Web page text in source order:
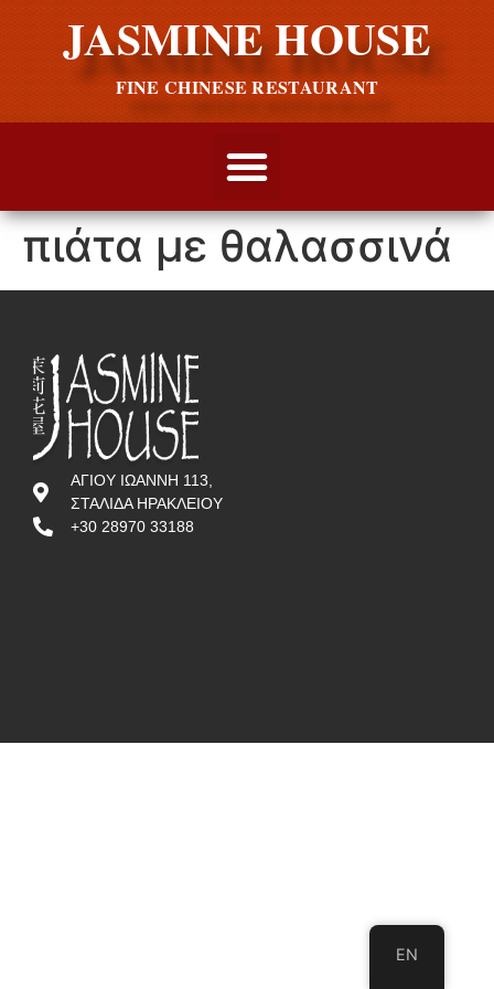
JASMINE HOUSE
FINE CHINESE RESTAURANT
πιάτα με θαλασσινά
ΑΓΙΟΥ ΙΩΑΝΝΗ 113,
ΣΤΑΛΙΔΑ ΗΡΑΚΛΕΙΟΥ
+30 28970 33188
EN